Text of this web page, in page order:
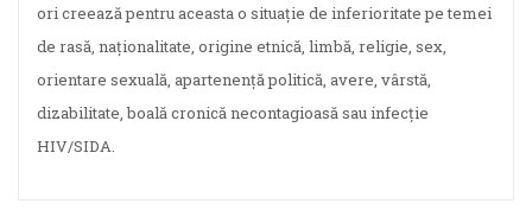
ori creează pentru aceasta o situaţie de inferioritate pe temei
de rasă, naţionalitate, origine etnică, limbă, religie, sex,
orientare sexuală, apartenenţă politică, avere, vârstă,
dizabilitate, boală cronică necontagioasă sau infecţie
HIV/SIDA.